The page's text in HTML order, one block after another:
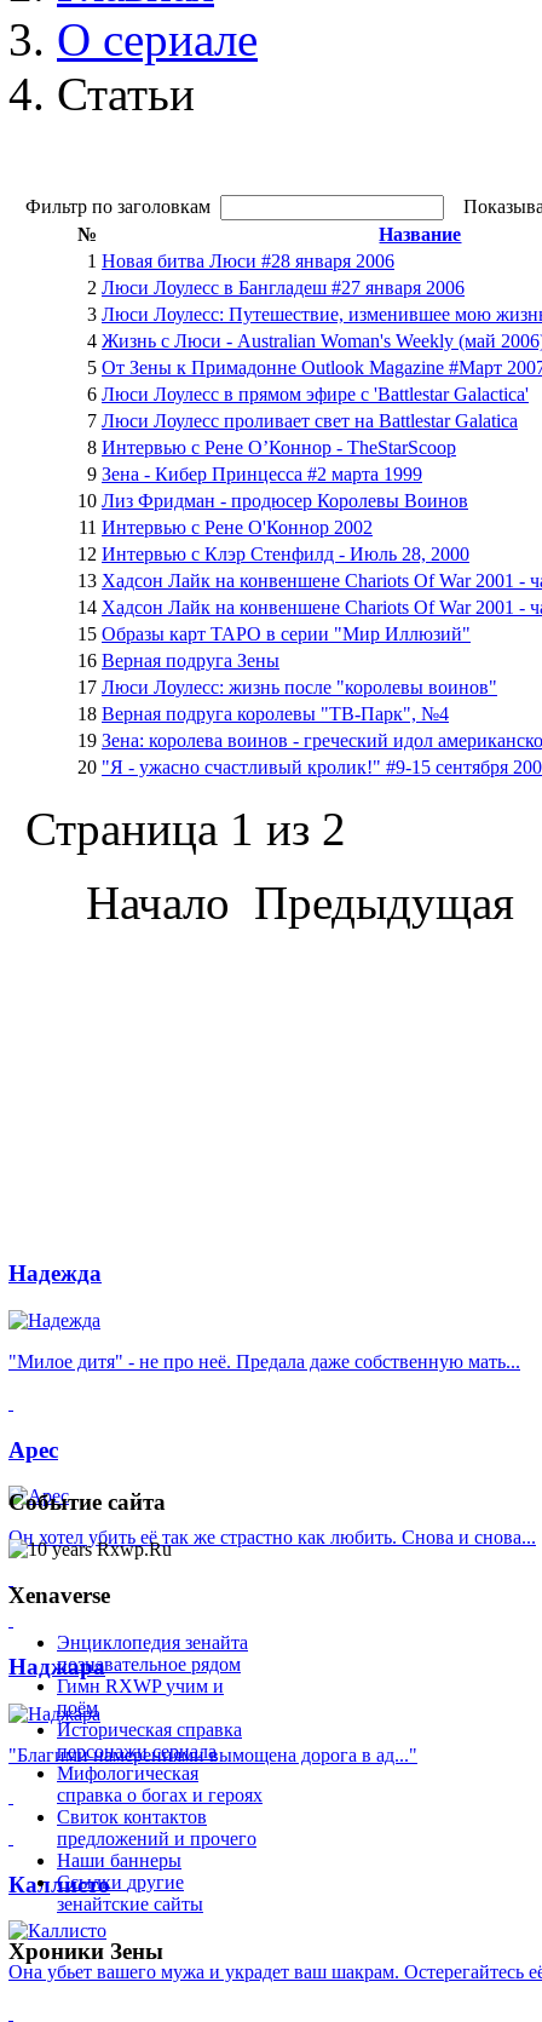
О сериале
Статьи
Фильтр по заголовкам
№
Название
1 Новая битва Люси #28 января 2006
2 Люси Лоулесс в Бангладеш #27 января 2006
3 Люси Лоулесс: Путешествие, изменившее мою
4 Жизнь с Люси - Australian Woman's Weekly (май
5 От Зены к Примадонне Outlook Magazine #Март
6 Люси Лоулесс в прямом эфире с 'Battlestar Galactica'
7 Люси Лоулесс проливает свет на Battlestar Galatica
8 Интервью с Рене О’Коннор - TheStarScoop
9 Зена - Кибер Принцесса #2 марта 1999
10 Лиз Фридман - продюсер Королевы Воинов
11 Интервью с Рене О'Коннор 2002
12 Интервью с Клэр Стенфилд - Июль 28, 2000
13 Хадсон Лайк на конвеншене Chariots Of War 2001 -
14 Хадсон Лайк на конвеншене Chariots Of War 2001 -
15 Образы карт ТАРО в серии "Мир Иллюзий"
16 Верная подруга Зены
17 Люси Лоулесс: жизнь после "королевы воинов"
18 Верная подруга королевы "ТВ-Парк", №4
19 Зена: королева воинов - греческий идол
20 "Я - ужасно счастливый кролик!" #9-15 сентября
Страница 1 из 2
Начало Предыдущая
Надежда
"Милое дитя" - не про неё. Предала даже собственную мать...
Арес
Он хотел убить её так же страстно как любить. Снова и снова...
Наджара
"Благими намерениями вымощена дорога в ад..."
Каллисто
Она убьет вашего мужа и украдет ваш шакрам. Остерегайтесь
Событие сайта
Xenaverse
Энциклопедия зенайта
познавательное рядом
Гимн RXWPучим и
поём
Историческая справка
персонажи сериала
Мифологическая
справка о богах и героях
Свиток контактов
предложений и прочего
Наши баннеры
Ссылки другие
зенайтские сайты
Хроники Зены